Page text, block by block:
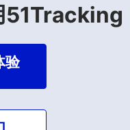
51Tracking
验